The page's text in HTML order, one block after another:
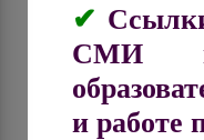
СМИ в
и работе